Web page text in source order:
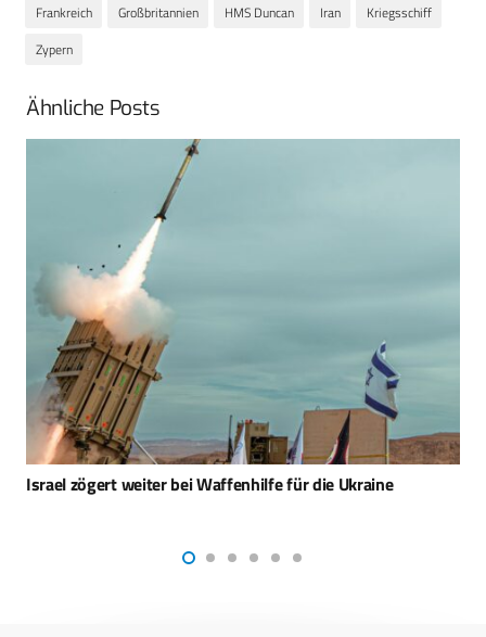
Frankreich Großbritannien HMS Duncan Iran
Kriegsschiff
Zypern
Ähnliche Posts
US-Zerstörer mit HELIOS-System vor iranischer Küste